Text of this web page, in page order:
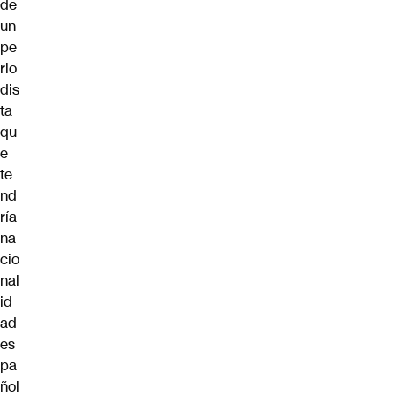
de
un
pe
rio
dis
ta
qu
e
te
nd
ría
na
cio
nal
id
ad
es
pa
ñol